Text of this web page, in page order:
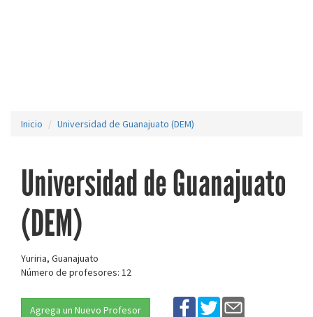
Inicio Universidad de Guanajuato (DEM)
Universidad de Guanajuato
(DEM)
Yuriria, Guanajuato
Número de profesores: 12
Agrega un Nuevo Profesor